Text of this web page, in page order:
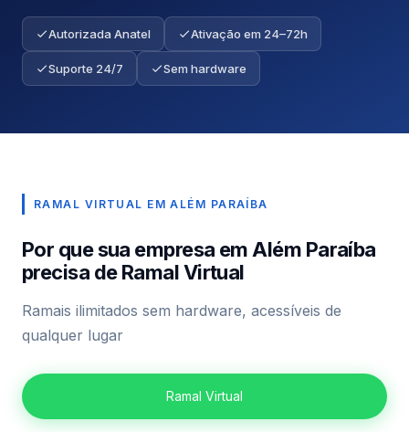
Autorizada Anatel Ativação em 24–72h
Suporte 24/7 Sem hardware
RAMAL VIRTUAL EM ALÉM PARAÍBA
Por que sua empresa em Além Paraíba
precisa de Ramal Virtual
Ramais ilimitados sem hardware, acessíveis de
qualquer lugar
Ramal Virtual